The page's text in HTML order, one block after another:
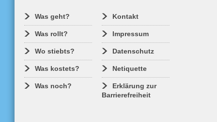
Was geht?
Was rollt?
Wo stiebts?
Was kostets?
Was noch?
Kontakt
Impressum
Datenschutz
Netiquette
Erklärung zur
Barrierefreiheit